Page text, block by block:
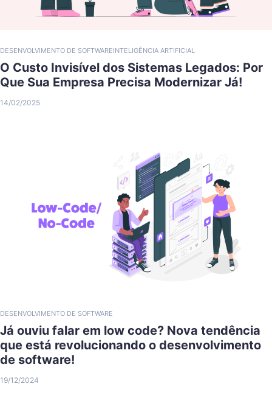
DESENVOLVIMENTO DE SOFTWAREINTELIGÊNCIA ARTIFICIAL
O Custo Invisível dos Sistemas Legados: Por
Que Sua Empresa Precisa Modernizar Já!
14/02/2025
DESENVOLVIMENTO DE SOFTWARE
Já ouviu falar em low code? Nova tendência
que está revolucionando o desenvolvimento
de software!
19/12/2024